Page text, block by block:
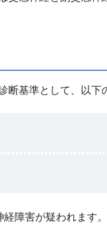
基準として、以下
障害が疑われます。